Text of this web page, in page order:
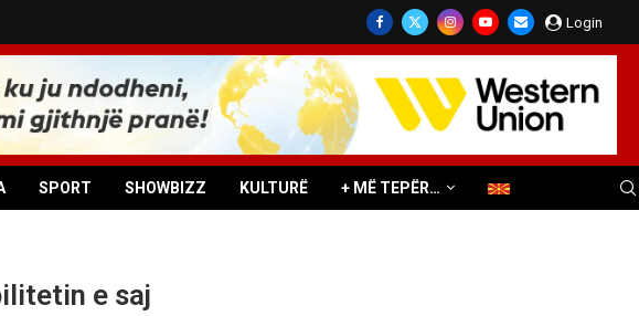
Login
SPORT SHOWBIZZ KULTURË + MË TEPËR…
e saj